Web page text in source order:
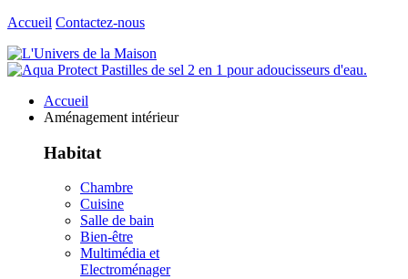
Accueil Contactez-nous
Accueil
Aménagement intérieur
Habitat
Chambre
Cuisine
Salle de bain
Bien-être
Multimédia et
Electroménager